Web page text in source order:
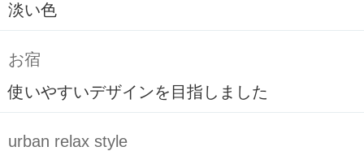
淡い色
お宿
使いやすいデザインを目指しました
urban relax style